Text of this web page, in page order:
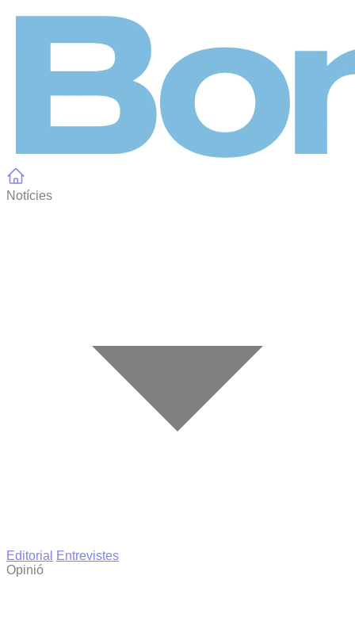
Notícies
Editorial
Entrevistes
Opinió